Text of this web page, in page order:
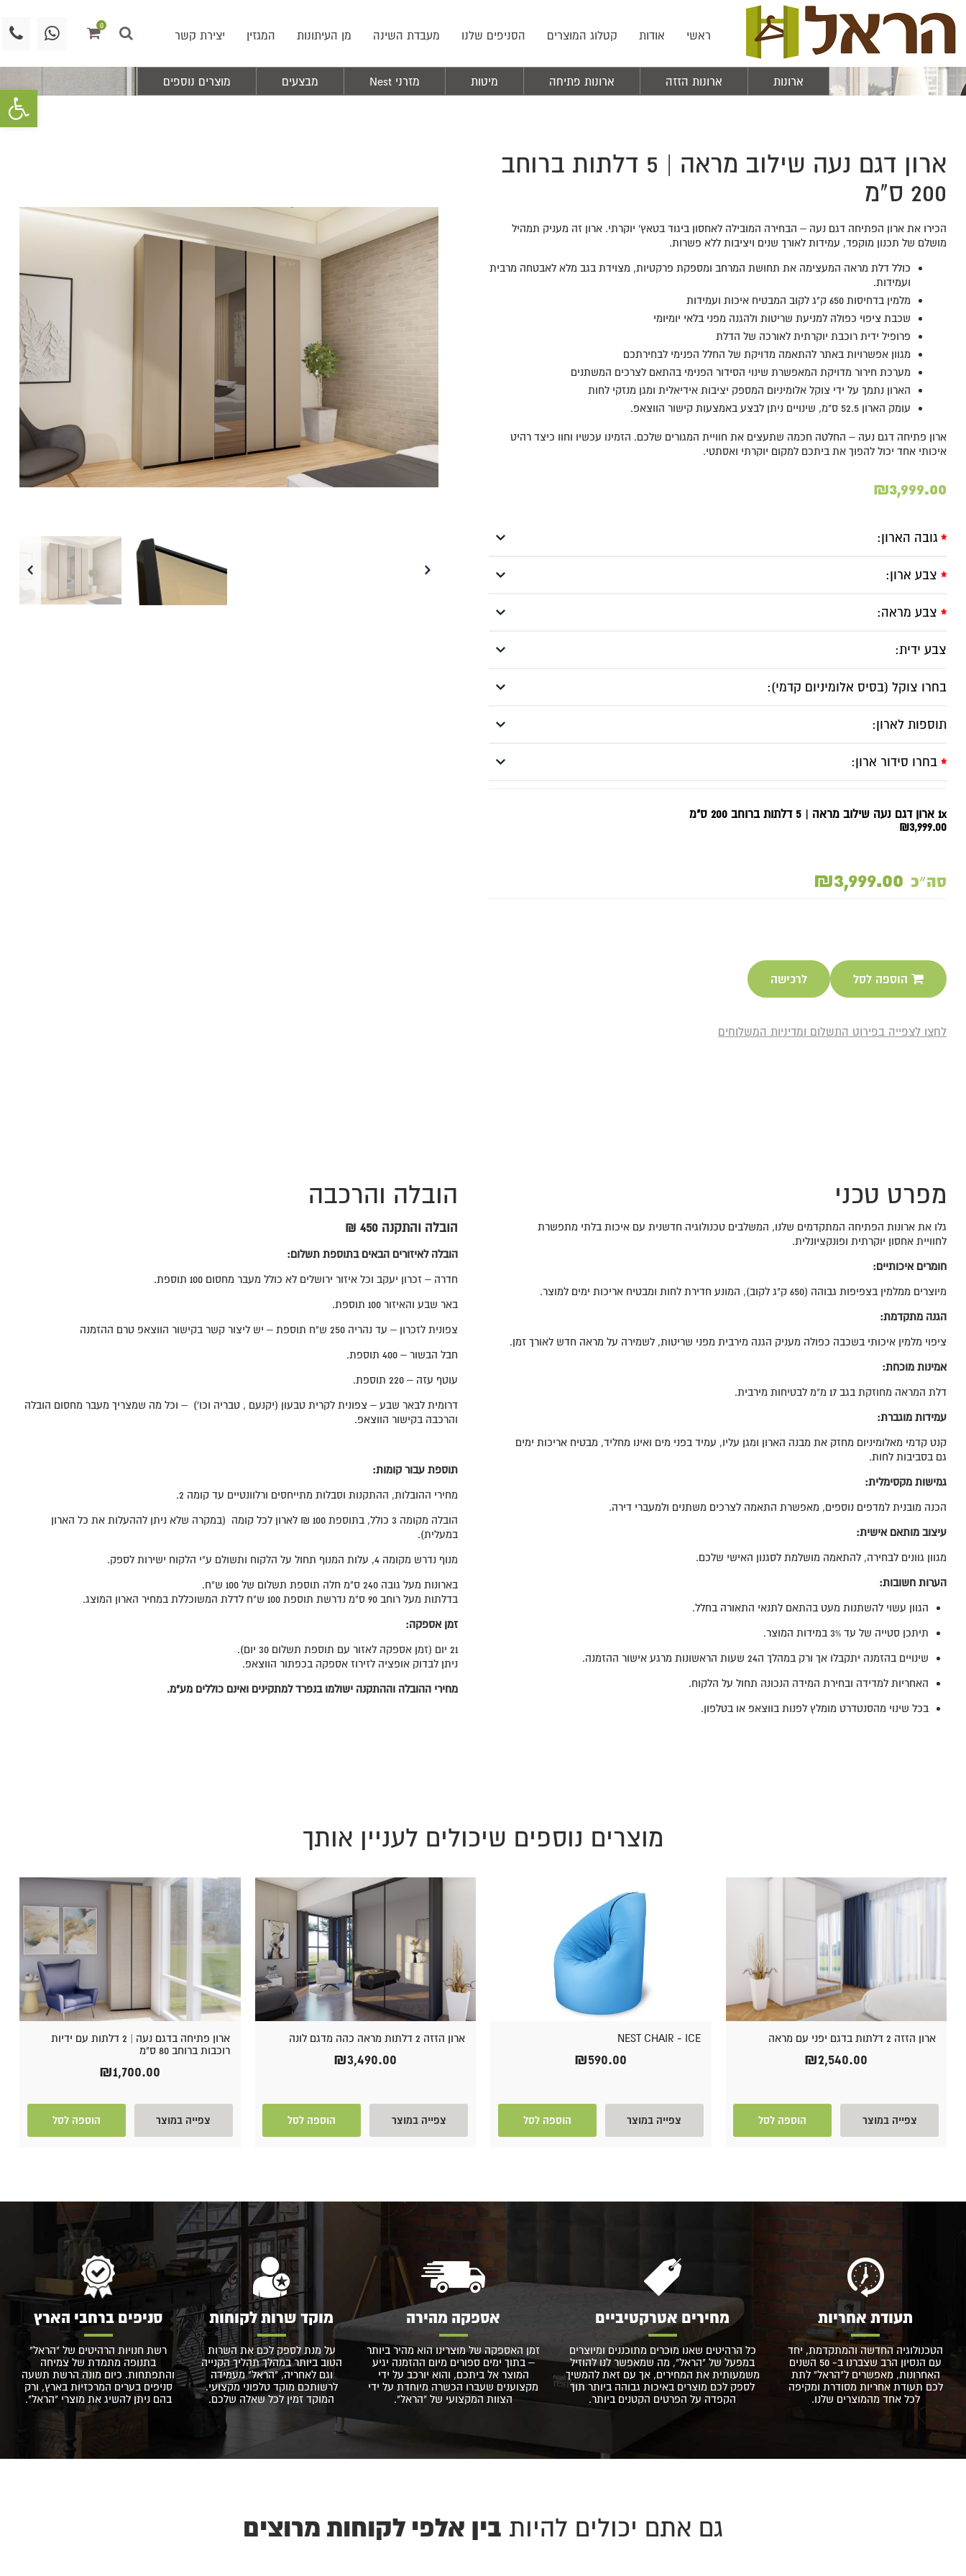
פתח
ראשי אודות קטלוג המוצרים הסניפים שלנו מעבדת השינה מן העיתונות המגזין יצירת קשר
0
ארונות ארונות הזזה ארונות פתיחה מיטות מזרני Nest מבצעים מוצרים נוספים
ארון דגם נעה שילוב מראה | 5 דלתות ברוחב
200 ס"מ
הכירו את ארון הפתיחה דגם נעה – הבחירה המובילה לאחסון ביגוד בטאץ' יוקרתי. ארון זה מעניק תמהיל
מושלם של תכנון מוקפד, עמידות לאורך שנים ויציבות ללא פשרות.
כולל דלת מראה המעצימה את תחושת המרחב ומספקת פרקטיות, מצוידת בגב מלא לאבטחה מרבית
ועמידות.
מלמין בדחיסות 650 ק"ג לקוב המבטיח איכות ועמידות
שכבת ציפוי כפולה למניעת שריטות ולהגנה מפני בלאי יומיומי
פרופיל ידית רוכבת יוקרתית לאורכה של הדלת
מגוון אפשרויות באתר להתאמה מדויקת של החלל הפנימי לבחירתכם
מערכת חירור מדויקת המאפשרת שינוי הסידור הפנימי בהתאם לצרכים המשתנים
הארון נתמך על ידי צוקל אלומיניום המספק יציבות אידיאלית ומגן מנזקי לחות
עומק הארון 52.5 ס"מ, שינויים ניתן לבצע באמצעות קישור הווצאפ.
ארון פתיחה דגם נעה – החלטה חכמה שתעצים את חוויית המגורים שלכם. הזמינו עכשיו וחוו כיצד רהיט
איכותי אחד יכול להפוך את ביתכם למקום יוקרתי ואסתטי.
₪3,999.00
* גובה הארון:
* צבע ארון:
* צבע מראה:
צבע ידית:
בחרו צוקל (בסיס אלומיניום קדמי):
תוספות לארון:
* בחרו סידור ארון:
1x ארון דגם נעה שילוב מראה | 5 דלתות ברוחב 200 ס"מ
₪3,999.00
סה״כ ₪3,999.00
הוספה לסל לרכישה
לחצו לצפייה בפירוט התשלום ומדיניות המשלוחים
מפרט טכני
גלו את ארונות הפתיחה המתקדמים שלנו, המשלבים טכנולוגיה חדשנית עם איכות בלתי מתפשרת
לחוויית אחסון יוקרתית ופונקציונלית.
חומרים איכותיים:
מיוצרים ממלמין בצפיפות גבוהה (650 ק"ג לקוב), המונע חדירת לחות ומבטיח אריכות ימים למוצר.
הגנה מתקדמת:
ציפוי מלמין איכותי בשכבה כפולה מעניק הגנה מירבית מפני שריטות, לשמירה על מראה חדש לאורך זמן.
אמינות מוכחת:
דלת המראה מחוזקת בגב 17 מ"מ לבטיחות מירבית.
עמידות מוגברת:
קנט קדמי מאלומיניום מחזק את מבנה הארון ומגן עליו, עמיד בפני מים ואינו מחליד, מבטיח אריכות ימים
גם בסביבות לחות.
גמישות מקסימלית:
הכנה מובנית למדפים נוספים, מאפשרת התאמה לצרכים משתנים ולמעברי דירה.
עיצוב מותאם אישית:
מגוון גוונים לבחירה, להתאמה מושלמת לסגנון האישי שלכם.
הערות חשובות:
הגוון עשוי להשתנות מעט בהתאם לתנאי התאורה בחלל.
תיתכן סטייה של עד 3% במידות המוצר.
שינויים בהזמנה יתקבלו אך ורק במהלך ה24 שעות הראשונות מרגע אישור ההזמנה.
האחריות למדידה ובחירת המידה הנכונה תחול על הלקוח.
בכל שינוי מהסנטדרט מומלץ לפנות בווצאפ או בטלפון.
הובלה והרכבה
הובלה והתקנה 450 ₪
הובלה לאיזורים הבאים בתוספת תשלום:
חדרה – זכרון יעקב וכל איזור ירושלים לא כולל מעבר מחסום 100 תוספת.
באר שבע והאיזור 100 תוספת.
צפונית לזכרון – עד נהריה 250 ש"ח תוספת – יש ליצור קשר בקישור הווצאפ טרם ההזמנה
חבל הבשור – 400 תוספת.
עוטף עזה – 220 תוספת.
דרומית לבאר שבע – צפונית לקרית טבעון (יקנעם , טבריה וכו') – וכל מה שמצריך מעבר מחסום הובלה
והרכבה בקישור הווצאפ.
תוספת עבור קומות:
מחירי ההובלות, ההתקנות וסבלות מתייחסים ורלוונטיים עד קומה 2.
הובלה מקומה 3 כולל, בתוספת 100 ₪ לארון לכל קומה (במקרה שלא ניתן לההעלות את כל הארון
במעלית).
מנוף נדרש מקומה 4, עלות המנוף תחול על הלקוח ותשולם ע"י הלקוח ישירות לספק.
בארונות מעל גובה 240 ס"מ חלה תוספת תשלום של 100 ש"ח.
בדלתות מעל רוחב 90 ס"מ נדרשת תוספת 100 ש"ח לדלת המשוכללת במחיר הארון המוצג.
זמן אספקה:
21 יום (זמן אספקה לאזור עם תוספת תשלום 30 יום).
ניתן לבדוק אופציה לזירוז אספקה בכפתור הווצאפ.
מחירי ההובלה וההתקנה ישולמו בנפרד למתקינים ואינם כוללים מע"מ.
מוצרים נוספים שיכולים לעניין אותך
ארון הזזה 2 דלתות בדגם יפני עם מראה
₪2,540.00
צפייה במוצר הוספה לסל
NEST CHAIR - ICE
₪590.00
צפייה במוצר הוספה לסל
ארון הזזה 2 דלתות מראה כהה מדגם לונה
₪3,490.00
צפייה במוצר הוספה לסל
ארון פתיחה בדגם נעה | 2 דלתות עם ידיות
רוכבות ברוחב 80 ס"מ
₪1,700.00
צפייה במוצר הוספה לסל
תעודת אחריות
הטכנולוגיה החדשה והמתקדמת, יחד
עם הנסיון הרב שצברנו ב- 50 השנים
האחרונות, מאפשרים ל"הראל" לתת
לכם תעודת אחריות מסודרת ומקיפה
לכל אחד מהמוצרים שלנו.
מחירים אטרקטיביים
כל הרהיטים שאנו מוכרים מתוכננים ומיוצרים
במפעל של "הראל", מה שמאפשר לנו להוזיל
משמעותית את המחירים, אך עם זאת להמשיך
לספק לכם מוצרים באיכות גבוהה ביותר תוך
הקפדה על הפרטים הקטנים ביותר.
אספקה מהירה
זמן האספקה של מוצרינו הוא מהיר ביותר
– בתוך ימים ספורים מיום ההזמנה יגיע
המוצר אל ביתכם, והוא יורכב על ידי
מקצוענים שעברו הכשרה מיוחדת על ידי
הצוות המקצועי של "הראל".
מוקד שרות לקוחות
על מנת לספק לכם את השרות
הטוב ביותר במהלך תהליך הקנייה
וגם לאחריה, "הראל" מעמידה
לרשותכם מוקד טלפוני מקצועי.
המוקד זמין לכל שאלה שלכם.
סניפים ברחבי הארץ
רשת חנויות הרהיטים של "הראל"
בתנופה מתמדת של צמיחה
והתפתחות. כיום מונה הרשת תשעה
סניפים בערים המרכזיות בארץ, ורק
בהם ניתן להשיג את מוצרי "הראל".
גם אתם יכולים להיות בין אלפי לקוחות מרוצים